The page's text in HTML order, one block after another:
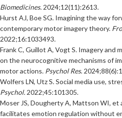
Biomedicines. 2024;12(11):2613.
Hurst AJ, Boe SG. Imagining the way
contemporary motor imagery theory.
2022;16:1033493.
Frank C, Guillot A, Vogt S. Imagery and
on the neurocognitive mechanisms of
motor actions. Psychol Res.
Wolfers LN, Utz S. Social media use,
Psychol. 2022;45:101305.
Moser JS, Dougherty A, Mattson WI,
facilitates emotion regulation without